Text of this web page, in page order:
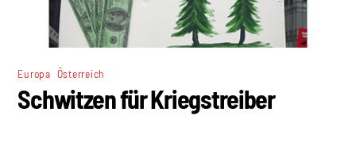
Europa Österreich
Schwitzen für Kriegstreiber